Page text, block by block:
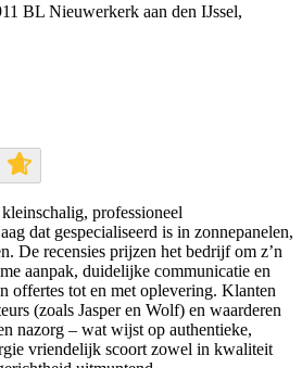
BL Nieuwerkerk aan den IJssel,
professioneel
dat gespecialiseerd is in zonnepanelen,
De recensies prijzen het bedrijf om z’n
aanpak, duidelijke communicatie en
offertes tot en met oplevering. Klanten
(zoals Jasper en Wolf) en waarderen
nazorg – wat wijst op authentieke,
vriendelijk scoort zowel in kwaliteit